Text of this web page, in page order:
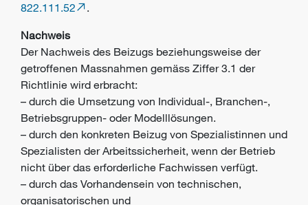
822.111.52
.
Nachweis
Der Nachweis des Beizugs beziehungsweise der
getroffenen Massnahmen gemäss Ziffer 3.1 der
Richtlinie wird erbracht:
– durch die Umsetzung von Individual-, Branchen-,
Betriebsgruppen- oder Modelllösungen.
– durch den konkreten Beizug von Spezialistinnen und
Spezialisten der Arbeitssicherheit, wenn der Betrieb
nicht über das erforderliche Fachwissen verfügt.
– durch das Vorhandensein von technischen,
organisatorischen und